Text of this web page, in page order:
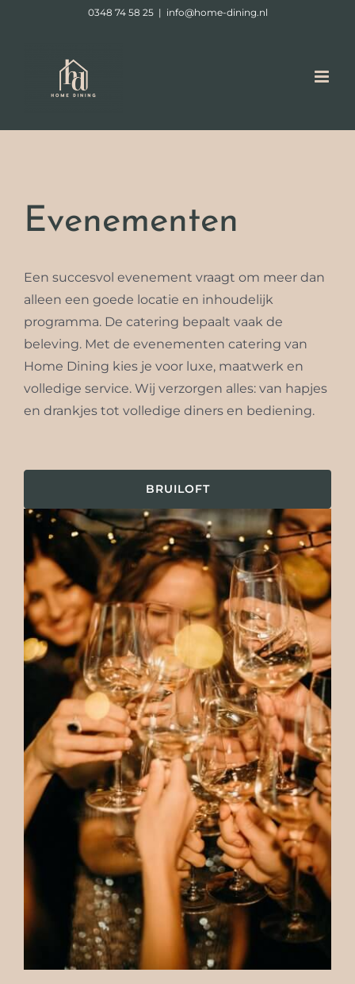
0348 74 58 25 | info@home-dining.nl
Evenementen
Een succesvol evenement vraagt om meer dan
alleen een goede locatie en inhoudelijk
programma. De catering bepaalt vaak de
beleving. Met de evenementen catering van
Home Dining kies je voor luxe, maatwerk en
volledige service. Wij verzorgen alles: van hapjes
en drankjes tot volledige diners en bediening.
BRUILOFT